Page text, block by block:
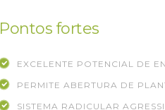
Pontos fortes
EXCELENTE POTENCIAL DE
PERMITE ABERTURA DE
SISTEMA RADICULAR